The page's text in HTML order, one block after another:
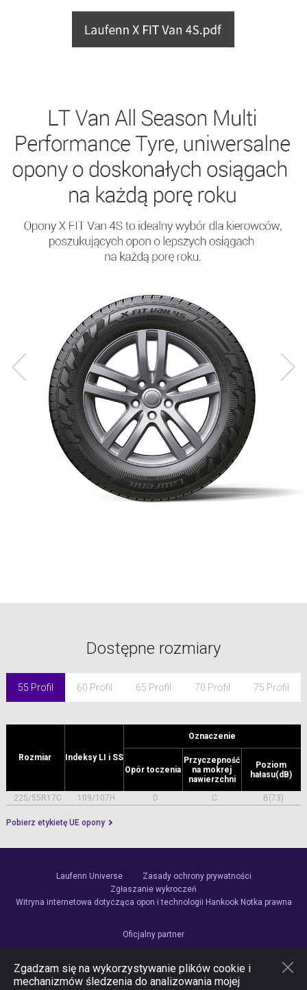
Zgadzam się na wykorzystywanie plików cookie i
mechanizmów śledzenia do analizowania mojej
Dostępne rozmiary
55 Profil 60 Profil 65 Profil 70 Profil 75 Profil
Rozmiar Indeksy LI i SS
Oznaczenie
Opór toczenia
Przyczepność
na mokrej
nawierzchni
Poziom
hałasu(dB)
225/55R17C 109/107H D C B(73)
Pobierz etykietę UE opony
Laufenn Universe
Zasady ochrony prywatności
Zgłaszanie wykroczeń
Witryna internetowa dotycząca opon i technologii Hankook Notka prawna
Oficjalny partner